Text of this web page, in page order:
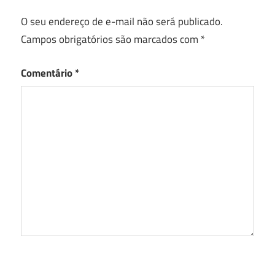
O seu endereço de e-mail não será publicado.
Campos obrigatórios são marcados com *
Comentário*